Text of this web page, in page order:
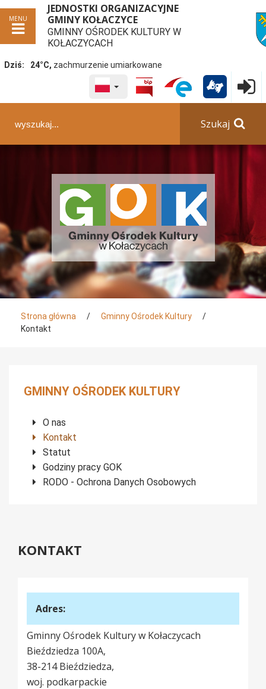
MENU
JEDNOSTKI ORGANIZACYJNE
GMINY KOŁACZYCE
GMINNY OŚRODEK KULTURY W
KOŁACZYCACH
Dziś: 24°C, zachmurzenie umiarkowane
WYBRANY JĘZYK POLSKA
Szukaj
Tutaj jesteś
Strona główna / Gminny Ośrodek Kultury
/
Kontakt

Menu boczne
GMINNY OŚRODEK KULTURY
O nas
Kontakt
Statut
Godziny pracy GOK
RODO - Ochrona Danych Osobowych
KONTAKT
Adres:
Gminny Ośrodek Kultury w Kołaczycach
Bieździedza 100A,
38-214 Bieździedza,
woj. podkarpackie